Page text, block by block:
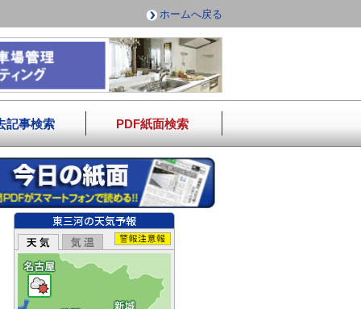
ホームへ戻る
記事検索 PDF紙面検索